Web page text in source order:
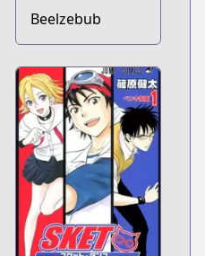
Beelzebub